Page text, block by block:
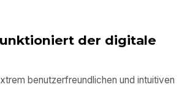
der digitale
benutzerfreundlichen und intuitiven